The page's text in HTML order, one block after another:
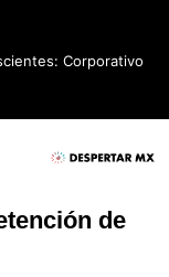
Corporativo
de